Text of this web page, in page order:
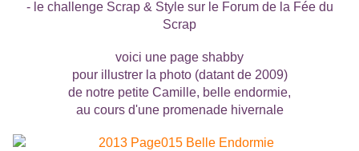
- le challenge Scrap & Style sur le Forum de la Fée du
Scrap
voici une page shabby
pour illustrer la photo (datant de 2009)
de notre petite Camille, belle endormie,
au cours d'une promenade hivernale